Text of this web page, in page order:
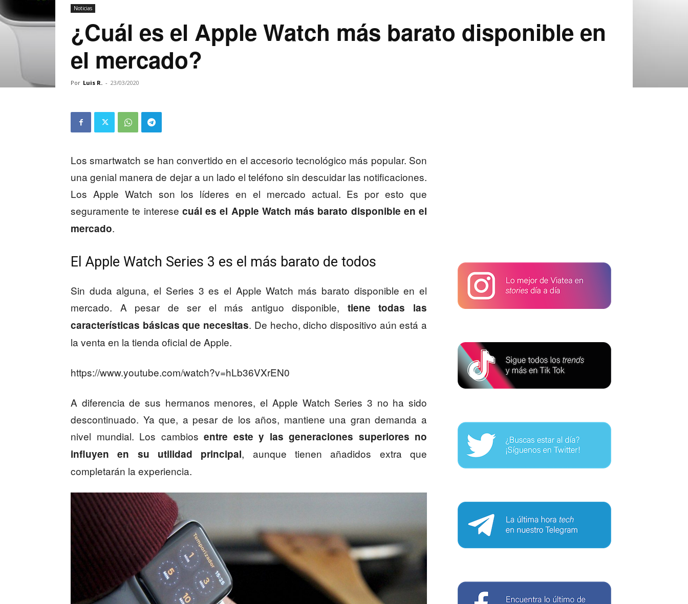
Noticias
¿Cuál es el Apple Watch más barato disponible en
el mercado?
Por Luis R. - 23/03/2020
Los smartwatch se han convertido en el accesorio tecnológico más popular. Son
una genial manera de dejar a un lado el teléfono sin descuidar las notificaciones.
Los Apple Watch son los líderes en el mercado actual. Es por esto que
seguramente te interese cuál es el Apple Watch más barato disponible en el
mercado.
El Apple Watch Series 3 es el más barato de todos
Sin duda alguna, el Series 3 es el Apple Watch más barato disponible en el
mercado. A pesar de ser el más antiguo disponible, tiene todas las
características básicas que necesitas. De hecho, dicho dispositivo aún está a
la venta en la tienda oficial de Apple.
https://www.youtube.com/watch?v=hLb36VXrEN0
A diferencia de sus hermanos menores, el Apple Watch Series 3 no ha sido
descontinuado. Ya que, a pesar de los años, mantiene una gran demanda a
nivel mundial. Los cambios entre este y las generaciones superiores no
influyen en su utilidad principal, aunque tienen añadidos extra que
completarán la experiencia.